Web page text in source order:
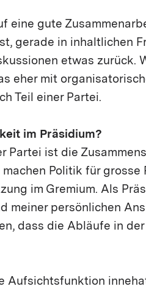
eine gute
gerade in inhaltlichen
etwas zurück.
eher mit
Teil einer Partei.
im Präsidium?
Partei ist die
Politik für grosse
im Gremium. Als
meiner persönlichen
dass die Abläufe in der
Aufsichtsfunktion